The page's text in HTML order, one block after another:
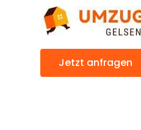
Jetzt anfragen